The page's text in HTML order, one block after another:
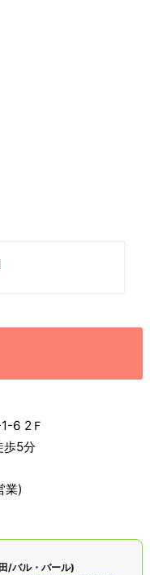
6 2Ｆ
歩5分
業)
/バル・バール)